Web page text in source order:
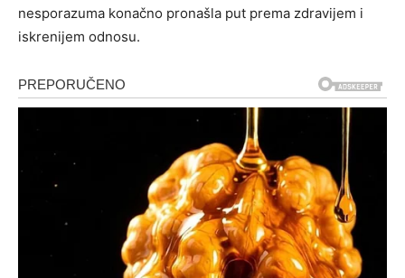
nesporazuma konačno pronašla put prema zdravijem i
iskrenijem odnosu.